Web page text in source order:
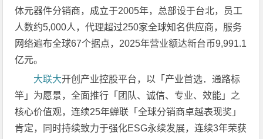
体元器件分销商，成立于2005年，总部设于台北，员工
人数约5,000人，代理超过250家全球知名供应商，服务
网络遍布全球67个据点，2025年营业额达新台币9,991.1
亿元。
大联大开创产业控股平台，以「产业首选．通路标
竿」为愿景，全面推行「团队、诚信、专业、效能」之
核心价值观，连续25年蝉联「全球分销商卓越表现奖」
肯定，同时持续致力于强化ESG永续发展，连续3年荣获